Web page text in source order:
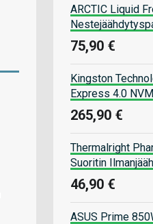
ARCTIC Liquid
75,90 €
Kingston
Express 4.0
265,90 €
Thermalright
Suoritin
46,90 €
ASUS Prime